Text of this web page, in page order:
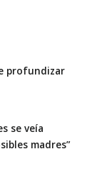
profundizar
se veía
madres”